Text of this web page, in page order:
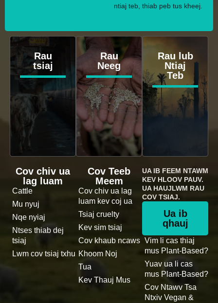
ntiaj teb, thiab peb tus kheej.
Rau
tsiaj
Rau
Neeg
Rau lub
Ntiaj
Teb
Cov chiv ua
lag luam
Cattle
Mu nyuj
Nqe nyiaj
Ntses thiab dej
tsiaj
Lwm cov tsiaj txhu
Cov Teeb
Meem
Cov chiv ua lag
luam kev coj ua
Tsiaj cruelty
Kev sim tsiaj
Cov khaub ncaws
Khoom Noj
Tua
Kev Thauj Mus
UA IB FEEM NTAWM
KEV HLOOV PAUV.
UA HAUJLWM RAU
COV TSIAJ.
Ua ib
qhauj
Vim li cas thiaj
mus Plant-Based?
Yuav ua li cas
mus Plant-Based?
Cov Ntawv Tsa
Ntxiv Vegan &